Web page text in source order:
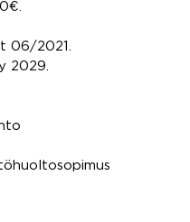
06/2021.
2029.